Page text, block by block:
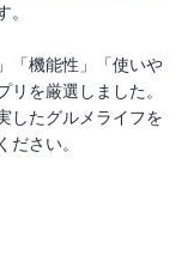
。
「機能性」「使いや
を厳選しました。
したグルメライフを
さい。